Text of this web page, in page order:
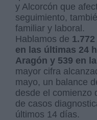
y Alcorcón que
seguimiento,
familiar y laboral.
Hablamos de
en las últimas 24
Aragón y 539 en
mayor cifra
mayo, un balance
desde el comienzo
de casos
últimos 14 días.